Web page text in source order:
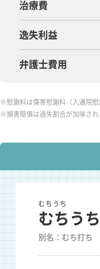
治療費
逸失利益
弁護士費用
※慰謝料は傷害慰謝料（入通院
※損害賠償は過失割合が加味され
むちうち
むちうち
別名：むち打ち